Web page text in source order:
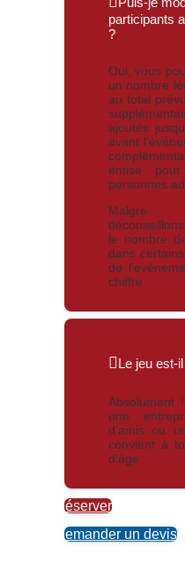
participants
?
Oui, vous
un nombre
au total
ajoutés
avant
émise
personnes
Malgré
le nombre
dans
de
chiffre.
Le jeu est-
Absolument
une
d’amis ou
convient à
d’âge.
Réserver
Demander un devis